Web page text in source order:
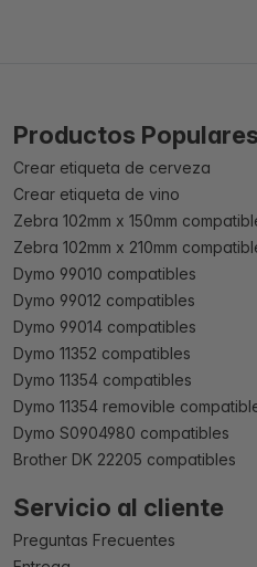
Productos Populares
Crear etiqueta de cerveza
Crear etiqueta de vino
Zebra 102mm x 150mm
Zebra 102mm x 210mm
Dymo 99010 compatibles
Dymo 99012 compatibles
Dymo 99014 compatibles
Dymo 11352 compatibles
Dymo 11354 compatibles
Dymo 11354 removible
Dymo S0904980 compatibles
Brother DK 22205 compatibles
Servicio al cliente
Preguntas Frecuentes